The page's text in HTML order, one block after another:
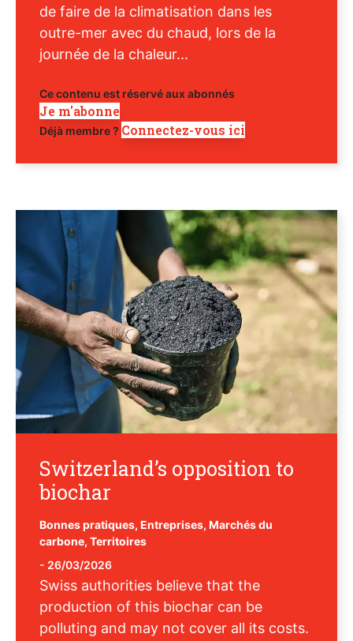
de faire de la climatisation dans les
outre-mer avec du chaud, lors de la
journée de la chaleur...
Ce contenu est réservé aux abonnés
Je m'abonne
Déjà membre ? Connectez-vous ici
Switzerland’s opposition to
biochar
Bonnes pratiques, Entreprises, Marchés du
carbone, Territoires
- 26/03/2026
Swiss authorities believe that the
production of this biochar can be
polluting and may not cover all its costs.